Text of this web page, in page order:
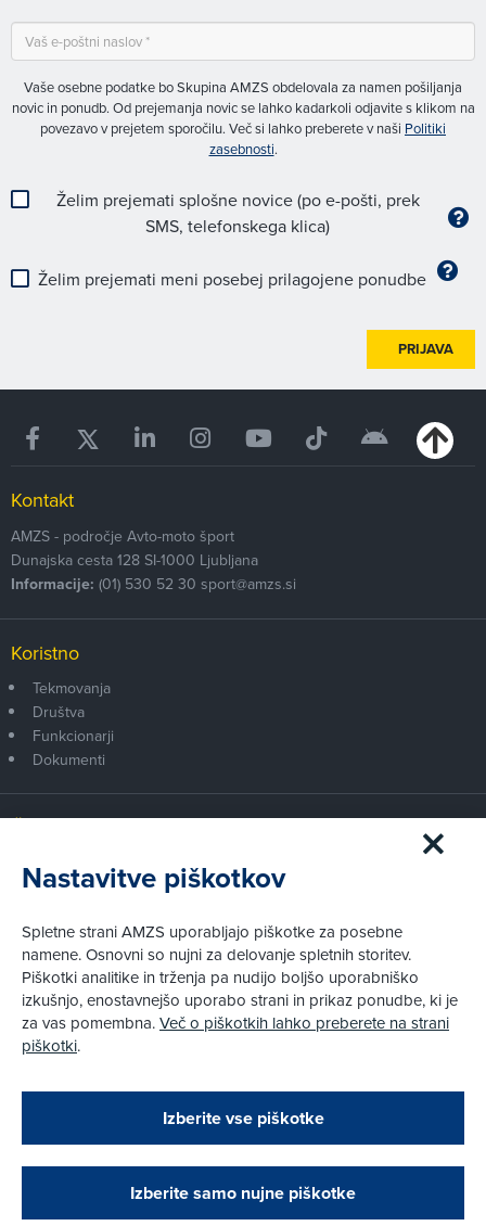
Zapri
Podarjamo vam 10 €!
Obstoječi in novi AMZS člani, ki boste v AMZS
opravili registracijo vozila, boste prejeli
vrednostno darilno kartico z dobroimetjem v višini
Vaše osebne podatke bo Skupina AMZS obdelovala za namen pošiljanja
novic in ponudb. Od prejemanja novic se lahko kadarkoli odjavite s klikom na
povezavo v prejetem sporočilu. Več si lahko preberete v naši Politiki
zasebnosti.
Želim prejemati splošne novice (po e-pošti, prek
SMS, telefonskega klica)
Želim prejemati meni posebej prilagojene ponudbe
PRIJAVA
Kontakt
AMZS - področje Avto-moto šport
Dunajska cesta 128 SI-1000 Ljubljana
Informacije: (01) 530 52 30 sport@amzs.si
Koristno
Tekmovanja
Društva
Funkcionarji
Dokumenti
Postanite član AMZS
Zakaj (p)ostati član?
Kako vam pomagamo
Pravni vidiki
Piškotki
Pravno obvestilo
Pri spletni včlanitvi so podprta naslednja plačilna sredstva:
Nastavitve piškotkov
Spletne strani AMZS uporabljajo piškotke za posebne
namene. Osnovni so nujni za delovanje spletnih storitev.
Piškotki analitike in trženja pa nudijo boljšo uporabniško
izkušnjo, enostavnejšo uporabo strani in prikaz ponudbe, ki je
za vas pomembna.Več o piškotkih lahko preberete na strani
piškotki.
Izberite vse piškotke
Izberite samo nujne piškotke